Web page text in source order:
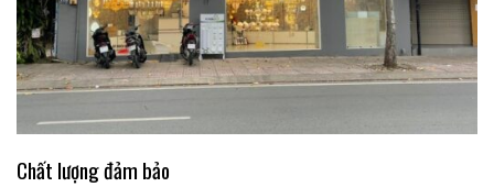
Chất lượng đảm bảo